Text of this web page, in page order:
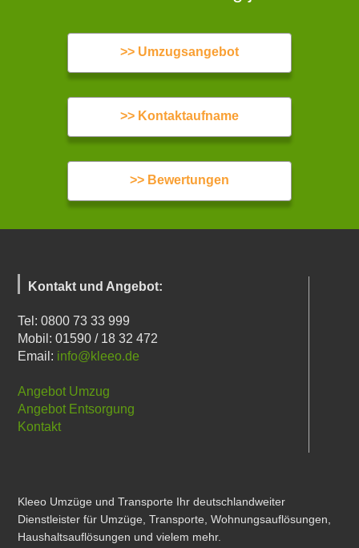
>> Umzugsangebot
>> Kontaktaufname
>> Bewertungen
Kontakt und Angebot:
Tel: 0800 73 33 999
Mobil: 01590 / 18 32 472
Email: info@kleeo.de
Angebot Umzug
Angebot Entsorgung
Kontakt
Kleeo Umzüge und Transporte Ihr deutschlandweiter
Dienstleister für Umzüge, Transporte, Wohnungsauflösungen,
Haushaltsauflösungen und vielem mehr.